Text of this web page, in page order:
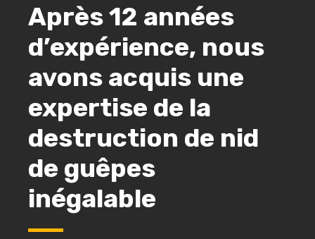
Après 12 années
d’expérience, nous
avons acquis une
expertise de la
destruction de nid
de guêpes
inégalable